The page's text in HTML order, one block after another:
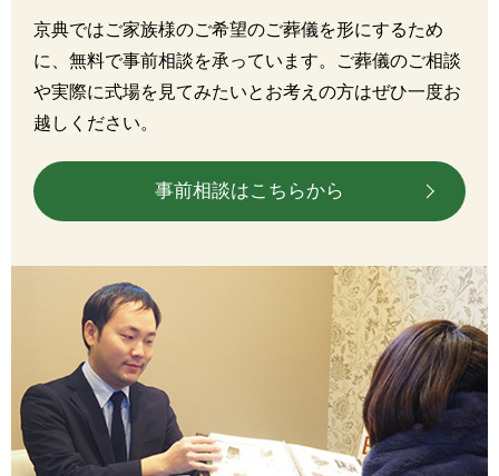
京典ではご家族様のご希望のご葬儀を形にするため
に、無料で事前相談を承っています。ご葬儀のご相談
や実際に式場を見てみたいとお考えの方はぜひ一度お
越しください。
事前相談はこちらから